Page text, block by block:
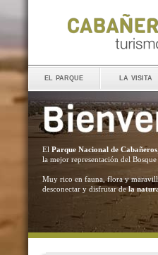
el parque la visita
El Parque Nacional de Cabañeros
la mejor representación del
Muy rico en fauna, flora y
desconectar y disfrutar dela